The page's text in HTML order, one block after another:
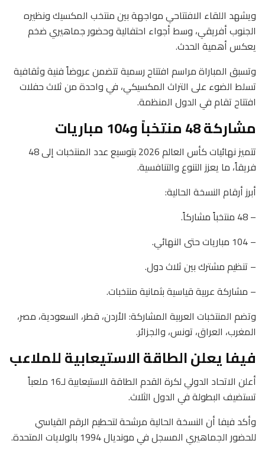
ويشهد اللقاء الافتتاحي مواجهة بين منتخب المكسيك ونظيره
الجنوب أفريقي، وسط أجواء احتفالية وحضور جماهيري ضخم
يعكس أهمية الحدث.
وتسبق المباراة مراسم افتتاح رسمية تتضمن عروضاً فنية وثقافية
تسلط الضوء على التراث المكسيكي، في واحدة من ثلاث حفلات
افتتاح تقام في الدول المنظمة.
مشاركة 48 منتخباً و104 مباريات
تتميز نهائيات كأس العالم 2026 بتوسيع عدد المنتخبات إلى 48
فريقاً، ما يعزز التنوع والتنافسية.
أبرز أرقام النسخة الحالية:
– 48 منتخباً مشاركاً.
– 104 مباريات حتى النهائي.
– تنظيم مشترك بين ثلاث دول.
– مشاركة عربية قياسية بثمانية منتخبات.
وتضم المنتخبات العربية المشاركة: الأردن، قطر، السعودية، مصر،
المغرب، العراق، تونس، والجزائر.
فيفا يعلن الطاقة الاستيعابية للملاعب
أعلن الاتحاد الدولي لكرة القدم الطاقة الاستيعابية لـ16 ملعباً
تستضيف البطولة في الدول الثلاث.
وأكد فيفا أن النسخة الحالية مرشحة لتحطيم الرقم القياسي
للحضور الجماهيري المسجل في مونديال 1994 بالولايات المتحدة.